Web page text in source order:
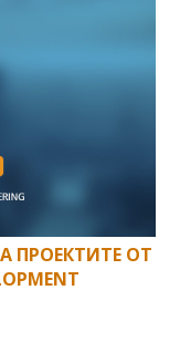
ПРОЕКТИТЕ ОТ